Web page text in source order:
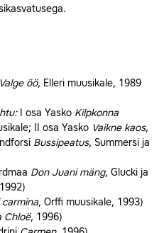
öö, Elleri muusikale, 1989
I osa Yasko Kilpkonna
II osa Yasko Vaikne kaos,
Bussipeatus, Summersi ja
Don Juani mäng, Glucki ja
carmina, Orffi muusikale, 1993)
Chloë, 1996)